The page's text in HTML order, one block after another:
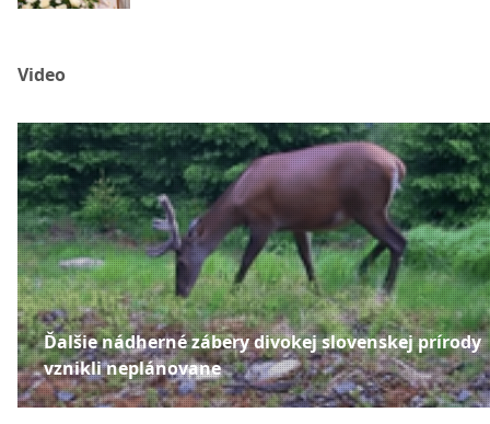
Video
Ďalšie nádherné zábery divokej slovenskej prírody
vznikli neplánovane